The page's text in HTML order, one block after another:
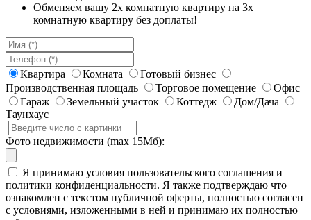
Обменяем вашу 2х комнатную квартиру на 3х
комнатную квартиру без доплаты!
Квартира Комната
Готовый бизнес
Производственная площадь
Торговое помещение
Офис
Гараж
Земельный участок Коттедж
Дом/Дача
Таунхаус
Фото недвижимости (max 15Мб):
Я принимаю условия пользовательского соглашения и
политики конфиденциальности. Я также подтверждаю что
ознакомлен с текстом публичной оферты, полностью согласен
с условиями, изложенными в ней и принимаю их полностью